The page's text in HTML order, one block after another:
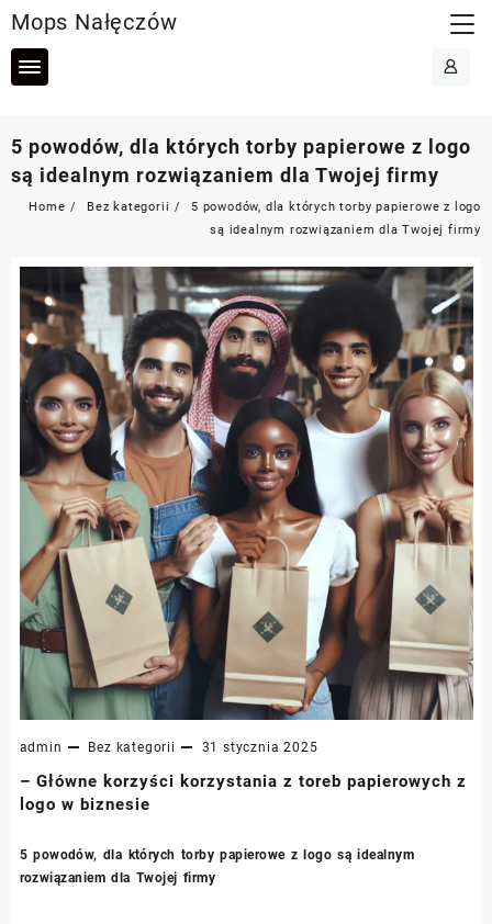
to
content
Mops Nałęczów
5 powodów, dla których torby papierowe z logo
są idealnym rozwiązaniem dla Twojej firmy
Home Bez kategorii
5 powodów, dla których torby papierowe z logo
są idealnym rozwiązaniem dla Twojej firmy
admin Bez kategorii 31 stycznia 2025
– Główne korzyści korzystania z toreb papierowych z
logo w biznesie
5 powodów, dla których torby papierowe z logo są idealnym
rozwiązaniem dla Twojej firmy